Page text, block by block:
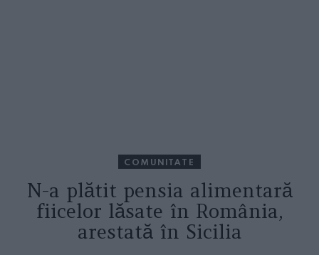
COMUNITATE
N-a plătit pensia alimentară
fiicelor lăsate în România,
arestată în Sicilia